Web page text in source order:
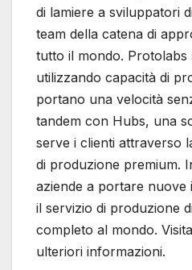
di lamiere a sviluppatori
team della catena di
tutto il mondo. Protolabs
utilizzando capacità di
portano una velocità
tandem con Hubs, una
serve i clienti attraverso
di produzione premium.
aziende a portare nuove
il servizio di produzione
completo al mondo.
ulteriori informazioni.